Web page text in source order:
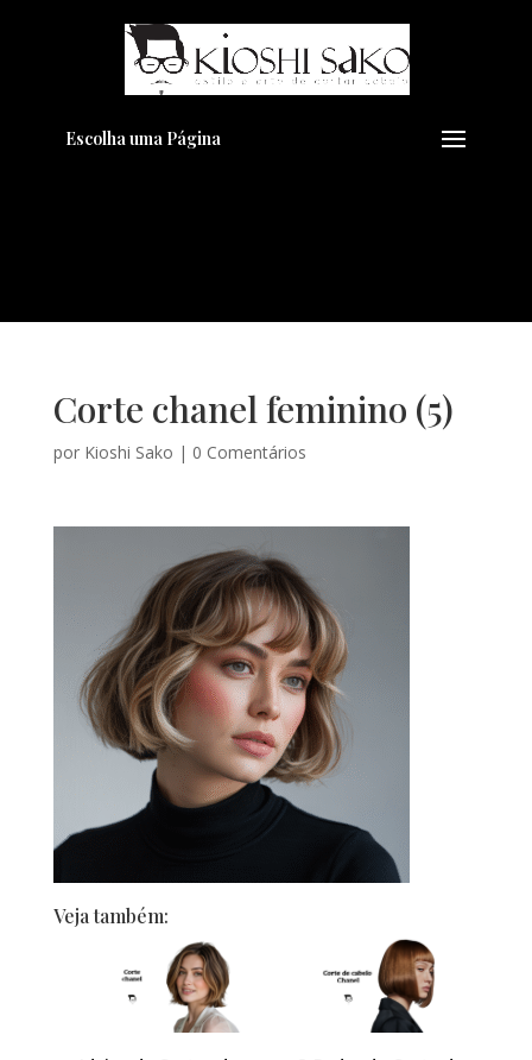
Escolha uma Página
Corte chanel feminino (5)
por Kioshi Sako | 0 Comentários
Veja também:
Pensando em transformar seu
Visual??